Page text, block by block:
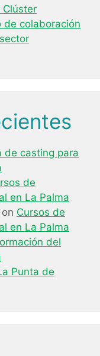
Clúster
de colaboración
de casting para
de
en La Palma
on Cursos de
en La Palma
del
Punta de